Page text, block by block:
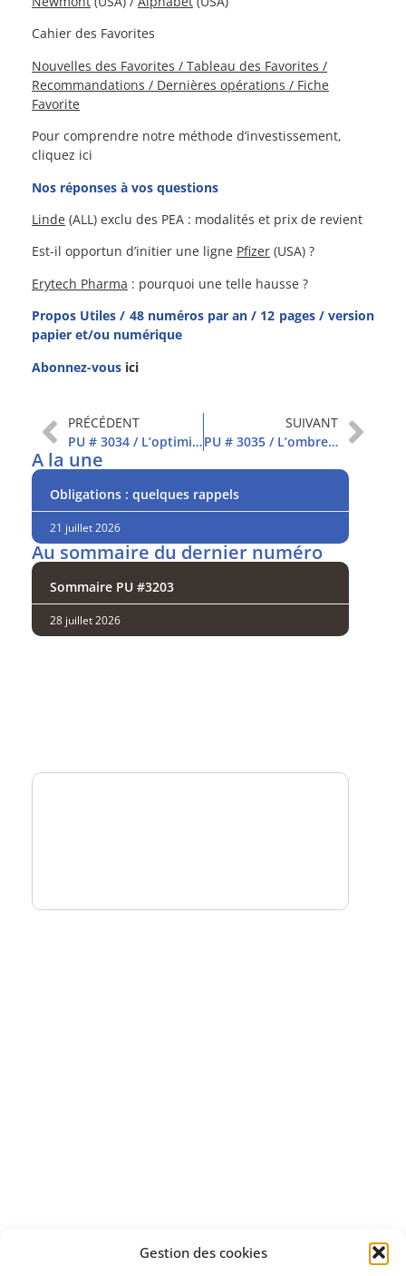
Gestion des cookies
Cahier des Favorites
Nouvelles des Favorites / Tableau des Favorites /
Recommandations / Dernières opérations / Fiche
Favorite
Pour comprendre notre méthode d’investissement,
cliquez ici
Nos réponses à vos questions
Linde (ALL) exclu des PEA : modalités et prix de revient
Est-il opportun d’initier une ligne Pfizer (USA) ?
Erytech Pharma : pourquoi une telle hausse ?
Propos Utiles / 48 numéros par an / 12 pages / version
papier et/ou numérique
Abonnez-vous ici
PRÉCÉDENT
PU # 3034 / L’optimisme, puis le doute
SUIVANT
PU # 3035 / L’ombre d’un doute ?
A la une
Obligations : quelques rappels
21 juillet 2026
Au sommaire du dernier numéro
Sommaire PU #3203
28 juillet 2026
Découvrez